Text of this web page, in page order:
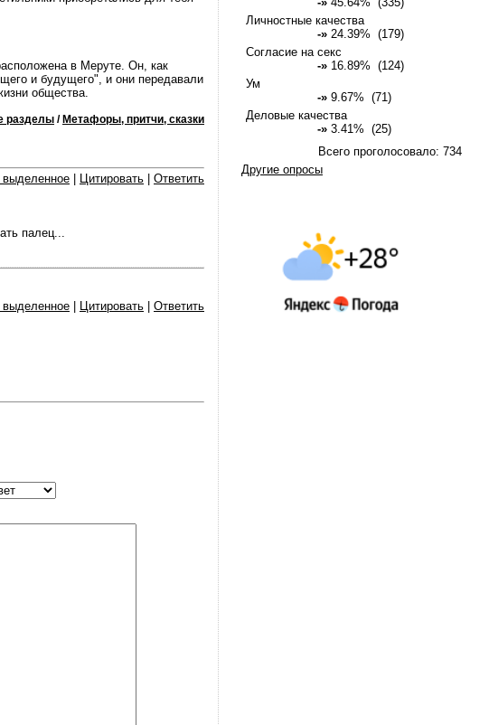
в Меруте. Он, как
и будущего", и они передавали
общества.
разделы / Метафоры, притчи, сказки
выделенное Цитировать Ответить
палец...
выделенное Цитировать Ответить
Личностные качества
-» 24.39% (179)
Согласие на секс
-» 16.89% (124)
Ум
-» 9.67% (71)
Деловые качества
-» 3.41% (25)
Всего проголосовало: 734
Другие опросы